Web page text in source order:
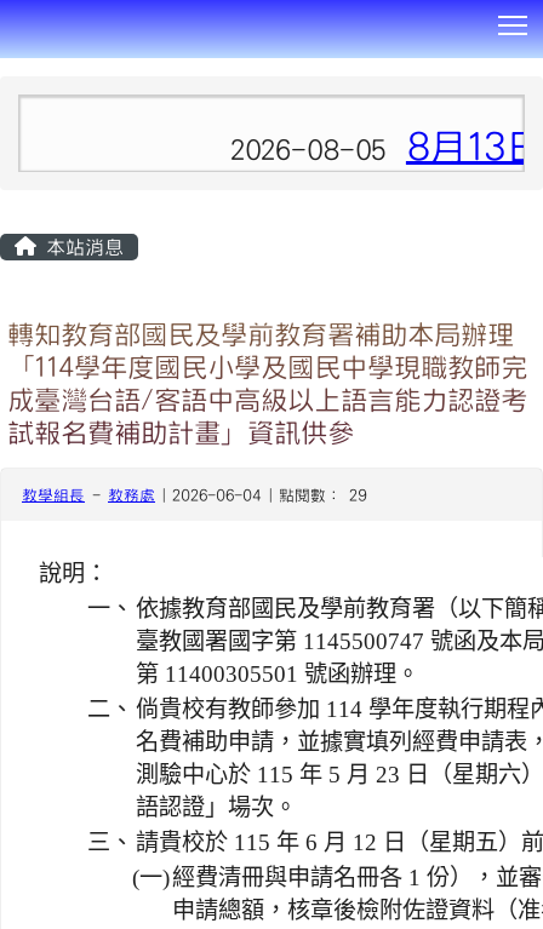
2026-08-05 8月13
本站消息
轉知教育部國民及學前教育署補助本局辦理
「114學年度國民小學及國民中學現職教師完
成臺灣台語/客語中高級以上語言能力認證考
試報名費補助計畫」資訊供參
教學組長 - 教務處 | 2026-06-04 | 點閱數： 29
說明：
一、 依據教育部國民及學前教育署（以下簡
臺教國署國字第 1145500747 號函及本
第 11400305501 號函辦理。
二、 倘貴校有教師參加 114 學年度執行期程
名費補助申請，並據實填列經費申請表
測驗中心於 115 年 5 月 23 日（星期六
語認證」場次。
三、 請貴校於 115 年 6 月 12 日（星期五）
(一)經費清冊與申請名冊各 1 份），並
申請總額，核章後檢附佐證資料（